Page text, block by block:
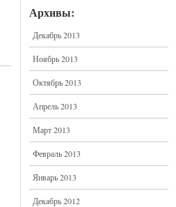
Архивы:
Декабрь 2013
Ноябрь 2013
Октябрь 2013
Апрель 2013
Март 2013
Февраль 2013
Январь 2013
Декабрь 2012